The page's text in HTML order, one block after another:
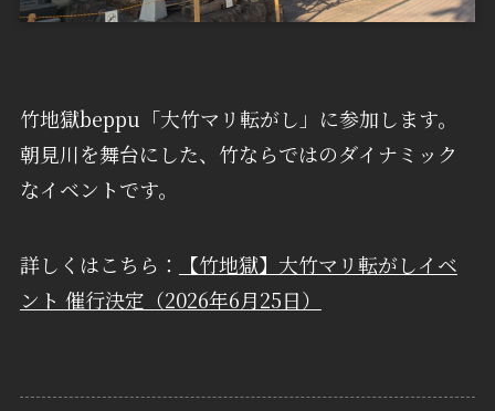
竹地獄beppu「大竹マリ転がし」に参加します。
朝見川を舞台にした、竹ならではのダイナミック
なイベントです。
詳しくはこちら：
【竹地獄】大竹マリ転がしイベ
ント 催行決定（2026年6月25日）